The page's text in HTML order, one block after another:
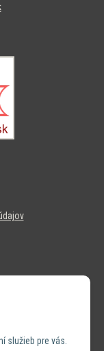
služieb pre vás.